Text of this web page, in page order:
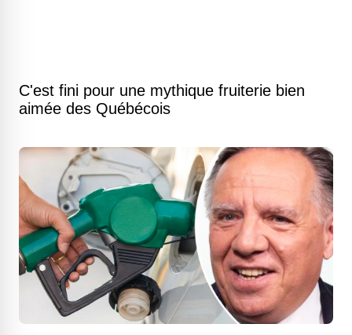
C'est fini pour une mythique fruiterie bien
aimée des Québécois